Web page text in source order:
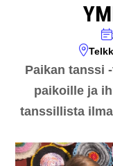
Paikan tanssi
paikoille ja
tanssillista